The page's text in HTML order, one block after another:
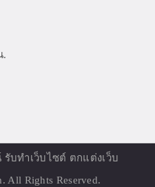
.
รับทำเว็บไซต์ ตกแต่งเว็บ
. All Rights Reserved.